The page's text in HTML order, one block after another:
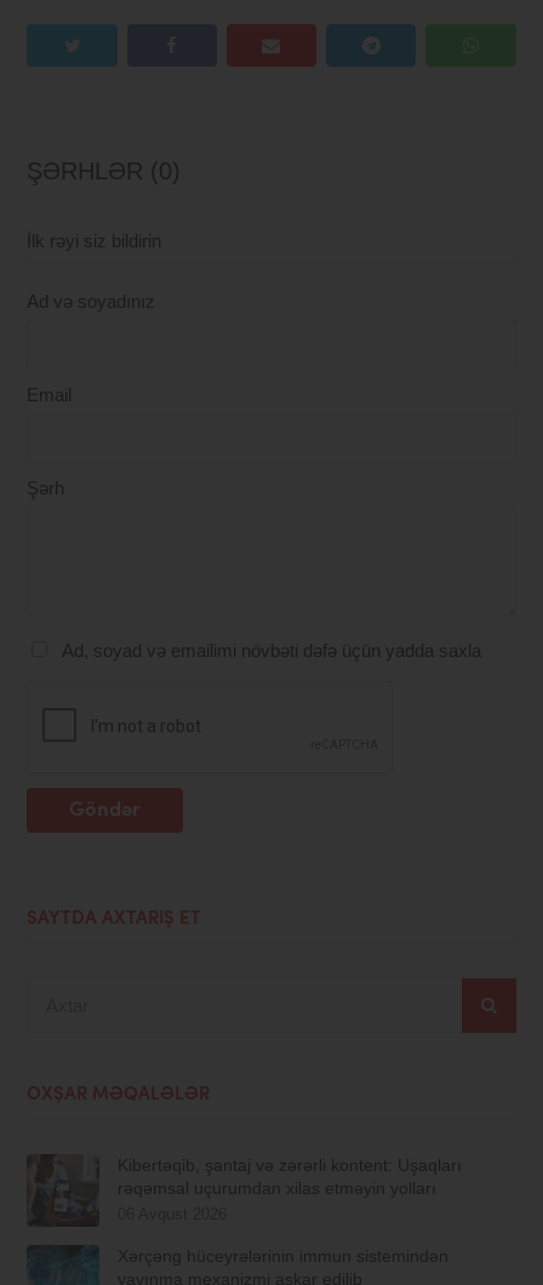
SAYTDA AXTARIŞ ET
OXŞAR MƏQALƏLƏR
Kibertəqib, şantaj və zərərli kontent: Uşaqları
rəqəmsal uçurumdan xilas etməyin yolları
Xərçəng hüceyrələrinin immun sistemindən
yayınma mexanizmi aşkar edilib
ŞƏRHLƏR (0)
İlk rəyi siz bildirin
Ad və soyadınız
Email
Şərh
Ad, soyad və emailimi növbəti dəfə üçün yadda saxla
Göndər